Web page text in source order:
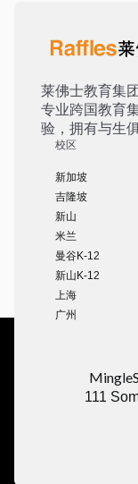
莱佛士教育集
专业跨国教育
验，拥有与生
校区
新加坡
吉隆坡
新山
米兰
曼谷K-12
新山K-12
上海
广州
111